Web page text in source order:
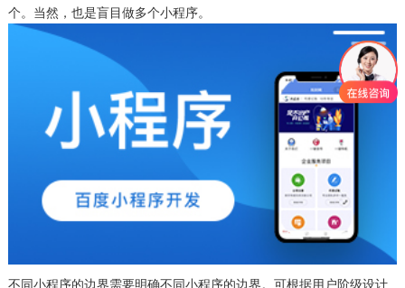
个。当然，也是盲目做多个小程序。
不同小程序的边界需要明确不同小程序的边界。可根据用户阶级设计